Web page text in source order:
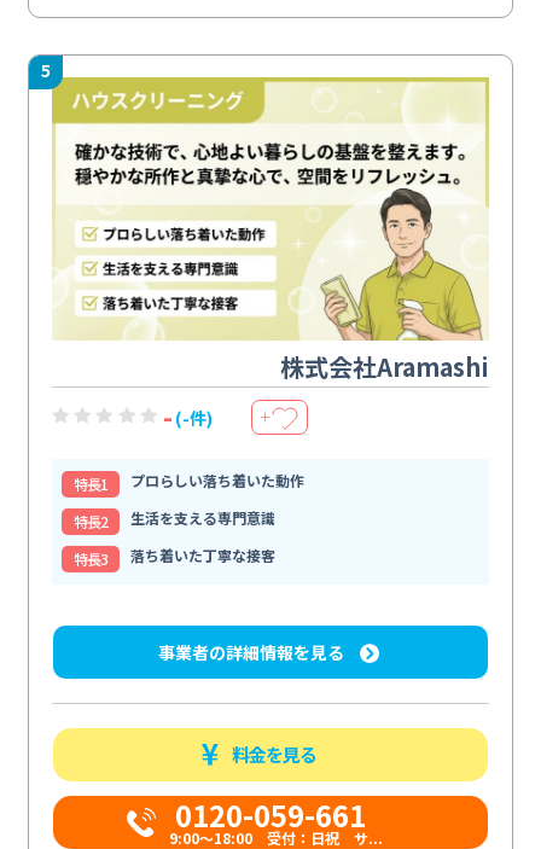
5
株式会社Aramashi
- (-件) ＋
特⻑1
プロらしい落ち着いた動作
特⻑2
生活を支える専門意識
特⻑3
落ち着いた丁寧な接客
事業者の詳細情報を見る
料金を見る
0120-059-661
9:00〜18:00 受付：日祝 サ...